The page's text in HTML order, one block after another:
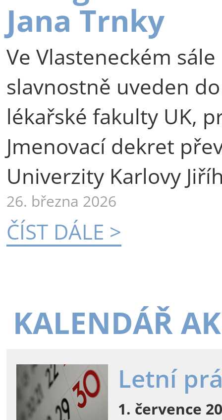
Jana Trnky
Ve Vlasteneckém
slavnostně uveden
lékařské fakulty UK,
Jmenovací dekret
Univerzity Karlovy
26. března 2026
ČÍST DÁLE >
KALENDÁŘ
Letní
1. července